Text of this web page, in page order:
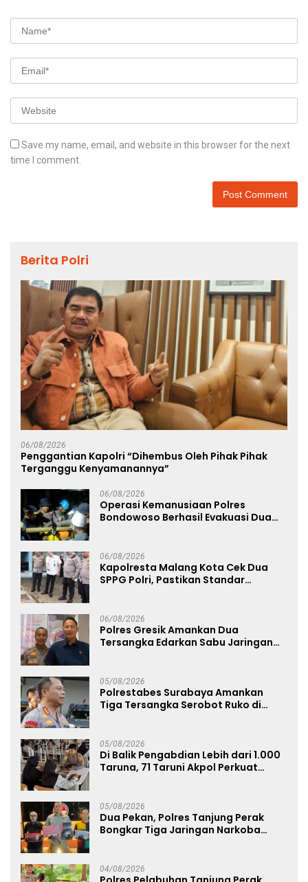
Save my name, email, and website in this browser for the next
time I comment.
Berita Polri
06/08/2026
Penggantian Kapolri “Dihembus Oleh Pihak Pihak
Terganggu Kenyamanannya”
06/08/2026
Operasi Kemanusiaan Polres
Bondowoso Berhasil Evakuasi Dua
06/08/2026
Kapolresta Malang Kota Cek Dua
SPPG Polri, Pastikan Standar
06/08/2026
Polres Gresik Amankan Dua
Tersangka Edarkan Sabu Jaringan
05/08/2026
Polrestabes Surabaya Amankan
Tiga Tersangka Serobot Ruko di
05/08/2026
Di Balik Pengabdian Lebih dari 1.000
Taruna, 71 Taruni Akpol Perkuat
05/08/2026
Dua Pekan, Polres Tanjung Perak
Bongkar Tiga Jaringan Narkoba
04/08/2026